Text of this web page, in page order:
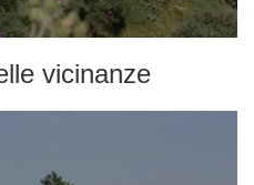
vicinanze